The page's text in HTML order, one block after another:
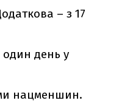
– з 17
день у
нацменшин.